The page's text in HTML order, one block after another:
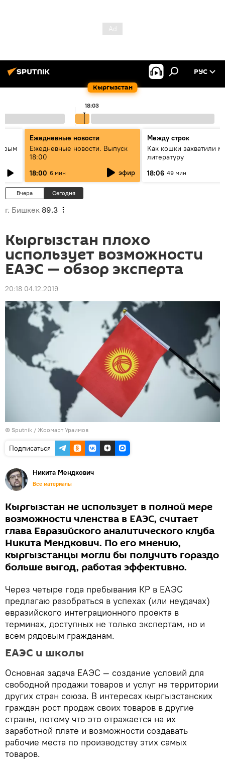
Кыргызстан
РУС
18:03
Ежедневные новости
Ежедневные новости. Выпуск
18:00
18:00 6 мин эфир
Между строк
Как кошки захватили
литературу
18:06 49 мин
Вчера Сегодня
г. Бишкек 89.3
Кыргызстан плохо
использует возможности
ЕАЭС — обзор эксперта
20:18 04.12.2019
© Sputnik / Жоомарт Ураимов
Подписаться
Никита Мендкович
Все материалы
Кыргызстан не использует в полной мере
возможности членства в ЕАЭС, считает
глава Евразийского аналитического клуба
Никита Мендкович. По его мнению,
кыргызстанцы могли бы получить гораздо
больше выгод, работая эффективно.
Через четыре года пребывания КР в ЕАЭС
предлагаю разобраться в успехах (или неудачах)
евразийского интеграционного проекта в
терминах, доступных не только экспертам, но и
всем рядовым гражданам.
ЕАЭС и школы
Основная задача ЕАЭС — создание условий для
свободной продажи товаров и услуг на территории
других стран союза. В интересах кыргызстанских
граждан рост продаж своих товаров в другие
страны, потому что это отражается на их
заработной плате и возможности создавать
рабочие места по производству этих самых
товаров.